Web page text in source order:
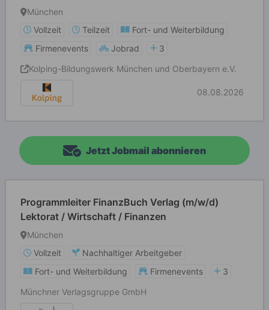
München
Vollzeit
Teilzeit
Fort- und Weiterbildung
Firmenevents
Jobrad
3
Kolping-Bildungswerk München und Oberbayern e.V.
08.08.2026
Jetzt Jobmail abonnieren
Programmleiter FinanzBuch Verlag (m/w/d)
Lektorat / Wirtschaft / Finanzen
München
Vollzeit
Nachhaltiger Arbeitgeber
Fort- und Weiterbildung
Firmenevents
3
Münchner Verlagsgruppe GmbH